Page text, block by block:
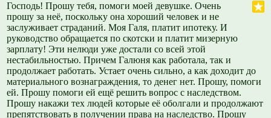
Господь! Прошу тебя, помоги моей девушке. Очень
прошу за неё, поскольку она хороший человек и не
заслуживает страданий. Моя Галя, платит ипотеку. И
руководство обращается по скотски и платит мизерную
зарплату! Эти нелюди уже достали со всей этой
нестабильностью. Причем Галюня как работала, так и
продолжает работать. Устает очень сильно, а как доходит до
материального вознаграждения, то денег нет. Прошу, помоги
ей. Прошу помоги ей ещё решить вопрос с наследством.
Прошу накажи тех людей которые её оболгали и продолжают
препятствовать в получении права на наследство. Прошу